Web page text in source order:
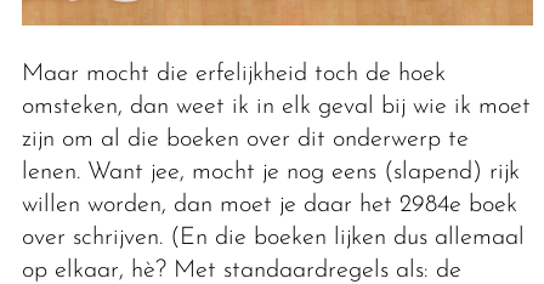
Maar mocht die erfelijkheid toch de hoek
omsteken, dan weet ik in elk geval bij wie ik moet
zijn om al die boeken over dit onderwerp te
lenen. Want jee, mocht je nog eens (slapend) rijk
willen worden, dan moet je daar het 2984e boek
over schrijven. (En die boeken lijken dus allemaal
op elkaar, hè? Met standaardregels als: de